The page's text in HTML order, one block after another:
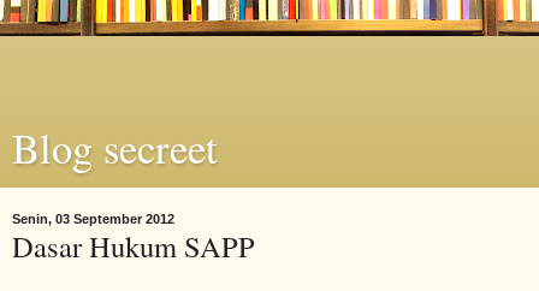
Blog secreet
Senin, 03 September 2012
Dasar Hukum SAPP